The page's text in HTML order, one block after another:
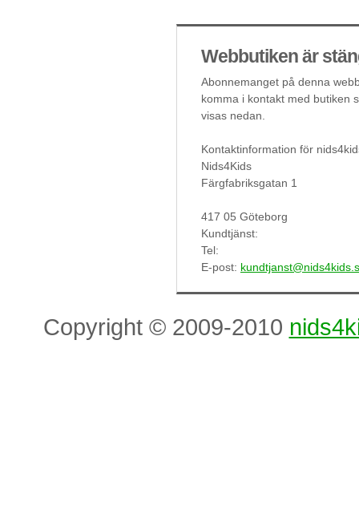
Webbutiken är
Abonnemanget på denna
komma i kontakt med butiken
visas nedan.
Kontaktinformation för
Nids4Kids
Färgfabriksgatan 1
417 05 Göteborg
Kundtjänst:
Tel:
E-post:
Copyright © 2009-2010